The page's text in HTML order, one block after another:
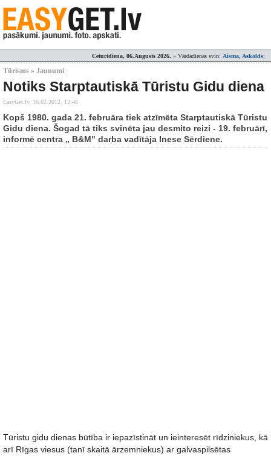
Ceturtdiena, 06.Augusts 2026. » Vārdadienas svin: Aisma, Askolds;
Tūrisms » Jaunumi
Notiks Starptautiskā Tūristu Gidu diena
EasyGet.lv, 16.02.2012. 12:46
Kopš 1980. gada 21. februāra tiek atzīmēta Starptautiskā Tūristu
Gidu diena. Šogad tā tiks svinēta jau desmito reizi - 19. februārī,
informē centra „ B&M" darba vadītāja Inese Sērdiene.
Tūristu gidu dienas būtība ir iepazīstināt un ieinteresēt rīdziniekus, kā
arī Rīgas viesus (tanī skaitā ārzemniekus) ar galvaspilsētas